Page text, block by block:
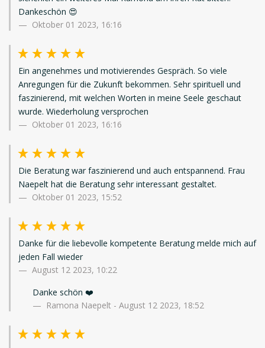
Dankeschön 😍
Oktober 01 2023, 16:16
Ein angenehmes und motivierendes Gespräch. So viele
Anregungen für die Zukunft bekommen. Sehr spirituell und
faszinierend, mit welchen Worten in meine Seele geschaut
wurde. Wiederholung versprochen
Oktober 01 2023, 16:16
Die Beratung war faszinierend und auch entspannend. Frau
Naepelt hat die Beratung sehr interessant gestaltet.
Oktober 01 2023, 15:52
Danke für die liebevolle kompetente Beratung melde mich auf
jeden Fall wieder
August 12 2023, 10:22
Danke schön ❤️
Ramona Naepelt - August 12 2023, 18:52